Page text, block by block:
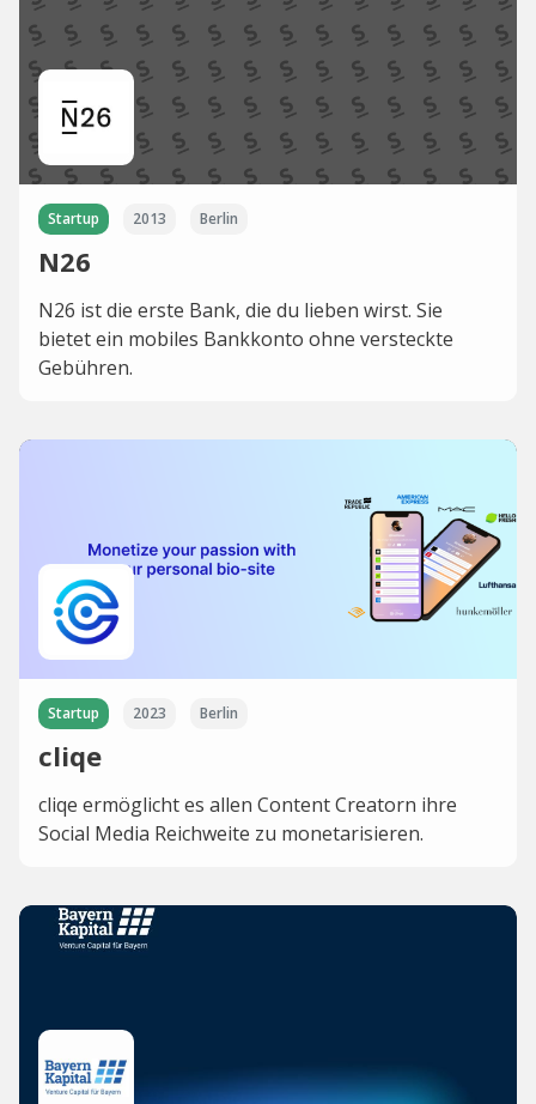
Startup 2013 Berlin
N26
N26 ist die erste Bank, die du lieben wirst. Sie
bietet ein mobiles Bankkonto ohne versteckte
Gebühren.
Startup 2023 Berlin
cliqe
cliqe ermöglicht es allen Content Creatorn ihre
Social Media Reichweite zu monetarisieren.